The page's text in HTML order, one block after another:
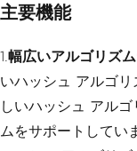
主要機能
1. 幅広いアルゴリズ
いハッシュ アルゴ
しいハッシュ アル
ムをサポートしてい